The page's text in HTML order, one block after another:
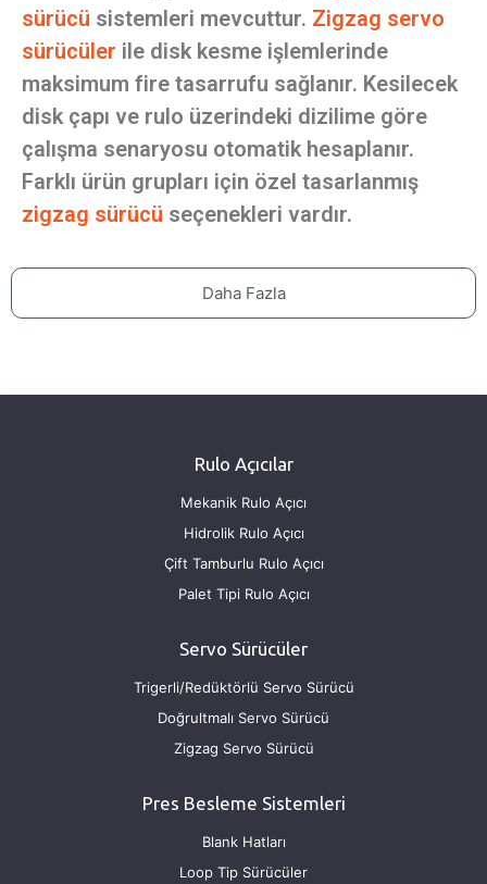
sürücü sistemleri mevcuttur. Zigzag servo
sürücüler ile disk kesme işlemlerinde
maksimum fire tasarrufu sağlanır. Kesilecek
disk çapı ve rulo üzerindeki dizilime göre
çalışma senaryosu otomatik hesaplanır.
Farklı ürün grupları için özel tasarlanmış
zigzag sürücü seçenekleri vardır.
Daha Fazla
Rulo Açıcılar
Mekanik Rulo Açıcı
Hidrolik Rulo Açıcı
Çift Tamburlu Rulo Açıcı
Palet Tipi Rulo Açıcı
Servo Sürücüler
Trigerli/Redüktörlü Servo Sürücü
Doğrultmalı Servo Sürücü
Zigzag Servo Sürücü
Pres Besleme Sistemleri
Blank Hatları
Loop Tip Sürücüler